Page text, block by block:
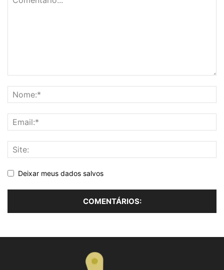
Deixar meus dados salvos